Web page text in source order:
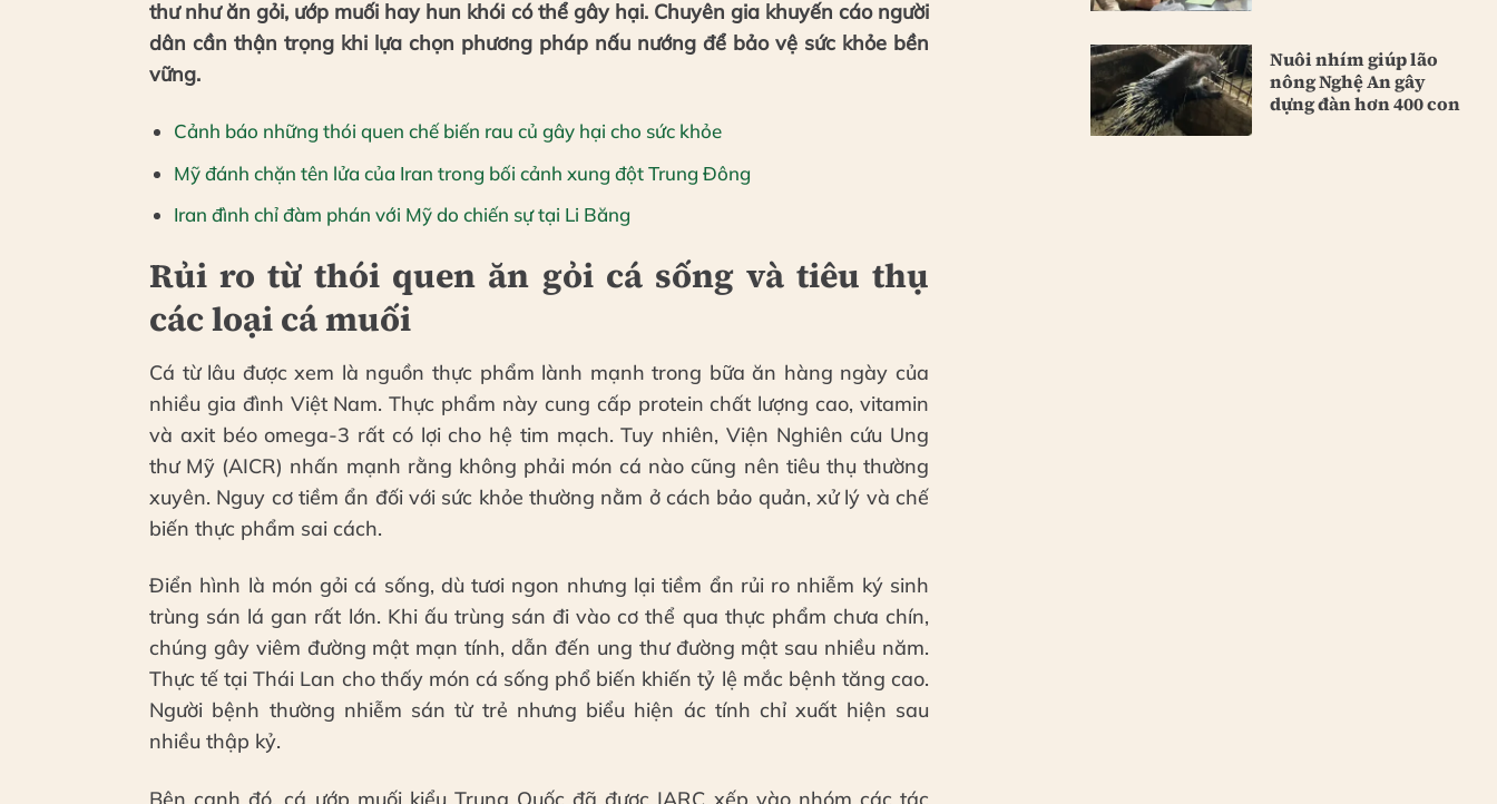
thư như ăn gỏi, ướp muối hay hun khói có thể gây hại. Chuyên gia khuyến cáo người
dân cần thận trọng khi lựa chọn phương pháp nấu nướng để bảo vệ sức khỏe bền
vững.
Cảnh báo những thói quen chế biến rau củ gây hại cho sức khỏe
Mỹ đánh chặn tên lửa của Iran trong bối cảnh xung đột Trung Đông
Iran đình chỉ đàm phán với Mỹ do chiến sự tại Li Băng
Rủi ro từ thói quen ăn gỏi cá sống và tiêu thụ
các loại cá muối
Cá từ lâu được xem là nguồn thực phẩm lành mạnh trong bữa ăn hàng ngày của
nhiều gia đình Việt Nam. Thực phẩm này cung cấp protein chất lượng cao, vitamin
và axit béo omega-3 rất có lợi cho hệ tim mạch. Tuy nhiên, Viện Nghiên cứu Ung
thư Mỹ (AICR) nhấn mạnh rằng không phải món cá nào cũng nên tiêu thụ thường
xuyên. Nguy cơ tiềm ẩn đối với sức khỏe thường nằm ở cách bảo quản, xử lý và chế
biến thực phẩm sai cách.
Điển hình là món gỏi cá sống, dù tươi ngon nhưng lại tiềm ẩn rủi ro nhiễm ký sinh
trùng sán lá gan rất lớn. Khi ấu trùng sán đi vào cơ thể qua thực phẩm chưa chín,
chúng gây viêm đường mật mạn tính, dẫn đến ung thư đường mật sau nhiều năm.
Thực tế tại Thái Lan cho thấy món cá sống phổ biến khiến tỷ lệ mắc bệnh tăng cao.
Người bệnh thường nhiễm sán từ trẻ nhưng biểu hiện ác tính chỉ xuất hiện sau
nhiều thập kỷ.
Bên cạnh đó, cá ướp muối kiểu Trung Quốc đã được IARC xếp vào nhóm các tác
Nuôi nhím giúp lão
nông Nghệ An gây
dựng đàn hơn 400 con